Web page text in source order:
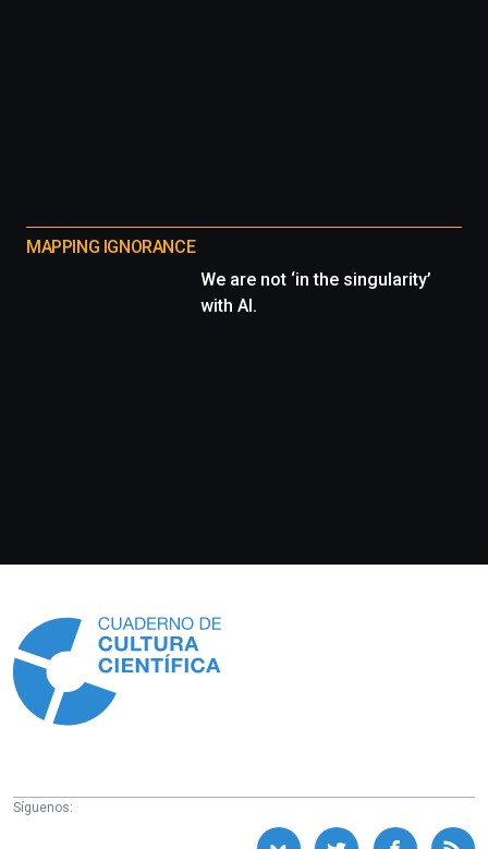
MAPPING IGNORANCE
We are not ‘in the singularity’
with AI.
Síguenos: